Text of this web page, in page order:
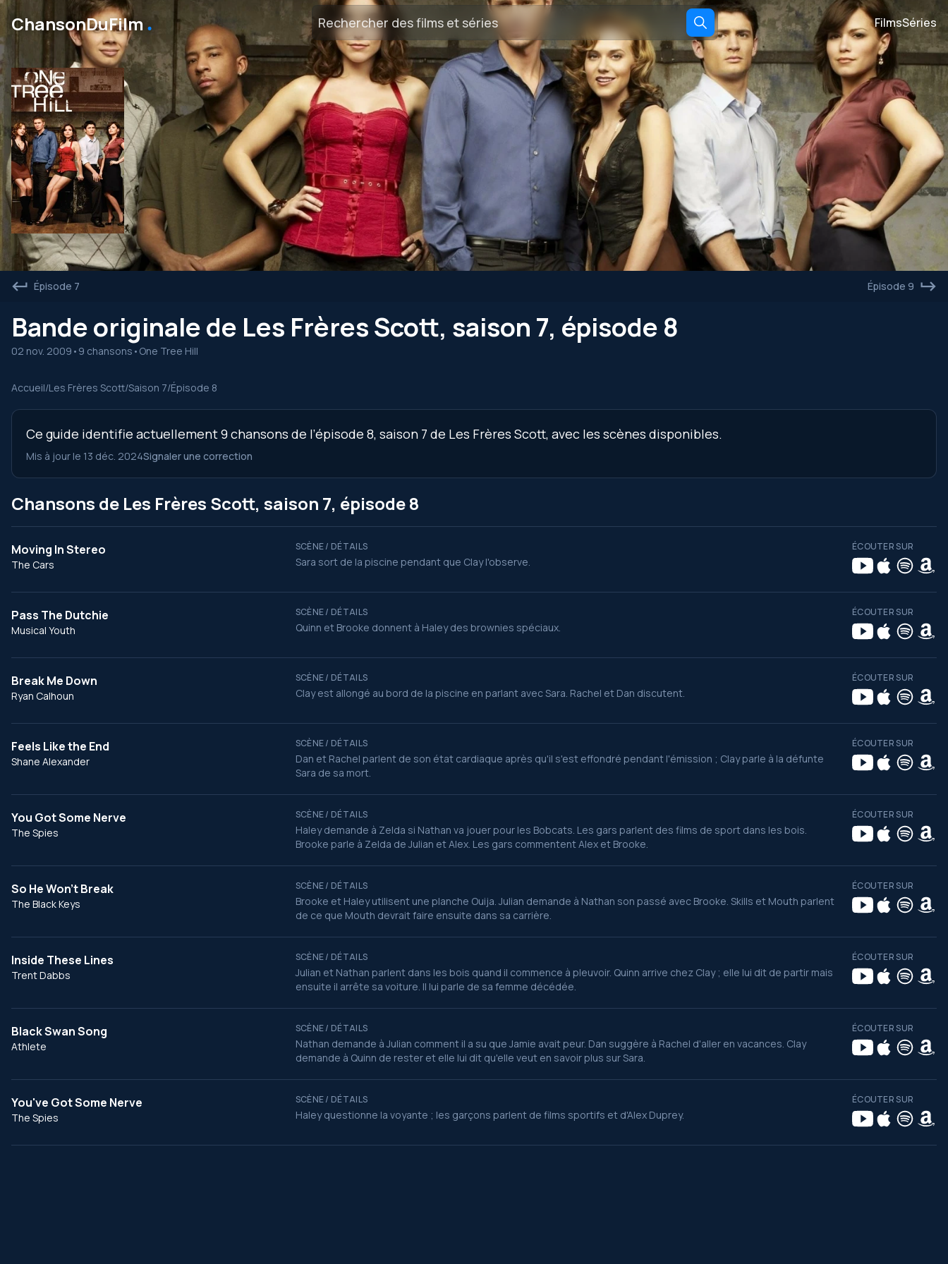
ChansonDuFilm ․ FilmsSéries
Épisode 7 Épisode 9
Bande originale de Les Frères Scott, saison 7, épisode 8
02 nov. 2009 • 9 chansons • One Tree Hill
Accueil/Les Frères Scott/Saison 7/Épisode 8
Ce guide identifie actuellement 9 chansons de l’épisode 8, saison 7 de Les Frères Scott, avec les scènes disponibles.
Mis à jour le 13 déc. 2024Signaler une correction
Chansons de Les Frères Scott, saison 7, épisode 8
Moving In Stereo
The Cars
SCÈNE / DÉTAILS
Sara sort de la piscine pendant que Clay l'observe.
ÉCOUTER SUR
Pass The Dutchie
Musical Youth
SCÈNE / DÉTAILS
Quinn et Brooke donnent à Haley des brownies spéciaux.
ÉCOUTER SUR
Break Me Down
Ryan Calhoun
SCÈNE / DÉTAILS
Clay est allongé au bord de la piscine en parlant avec Sara. Rachel et Dan discutent.
ÉCOUTER SUR
Feels Like the End
Shane Alexander
SCÈNE / DÉTAILS
Dan et Rachel parlent de son état cardiaque après qu'il s'est effondré pendant l'émission ; Clay parle à la défunte
Sara de sa mort.
ÉCOUTER SUR
You Got Some Nerve
The Spies
SCÈNE / DÉTAILS
Haley demande à Zelda si Nathan va jouer pour les Bobcats. Les gars parlent des films de sport dans les bois.
Brooke parle à Zelda de Julian et Alex. Les gars commentent Alex et Brooke.
ÉCOUTER SUR
So He Won't Break
The Black Keys
SCÈNE / DÉTAILS
Brooke et Haley utilisent une planche Ouija. Julian demande à Nathan son passé avec Brooke. Skills et Mouth parlent
de ce que Mouth devrait faire ensuite dans sa carrière.
ÉCOUTER SUR
Inside These Lines
Trent Dabbs
SCÈNE / DÉTAILS
Julian et Nathan parlent dans les bois quand il commence à pleuvoir. Quinn arrive chez Clay ; elle lui dit de partir mais
ensuite il arrête sa voiture. Il lui parle de sa femme décédée.
ÉCOUTER SUR
Black Swan Song
Athlete
SCÈNE / DÉTAILS
Nathan demande à Julian comment il a su que Jamie avait peur. Dan suggère à Rachel d'aller en vacances. Clay
demande à Quinn de rester et elle lui dit qu'elle veut en savoir plus sur Sara.
ÉCOUTER SUR
You've Got Some Nerve
The Spies
SCÈNE / DÉTAILS
Haley questionne la voyante ; les garçons parlent de films sportifs et d'Alex Duprey.
ÉCOUTER SUR